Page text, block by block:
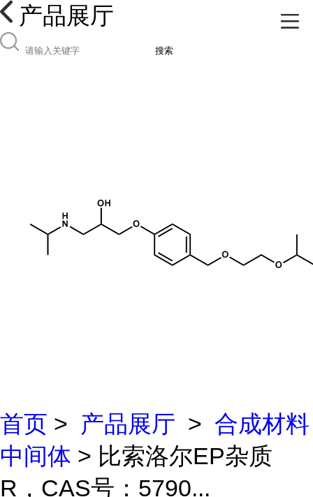
产品展厅
搜索
首页 > 产品展厅 > 合成材料
中间体 > 比索洛尔EP杂质
R，CAS号：5790...